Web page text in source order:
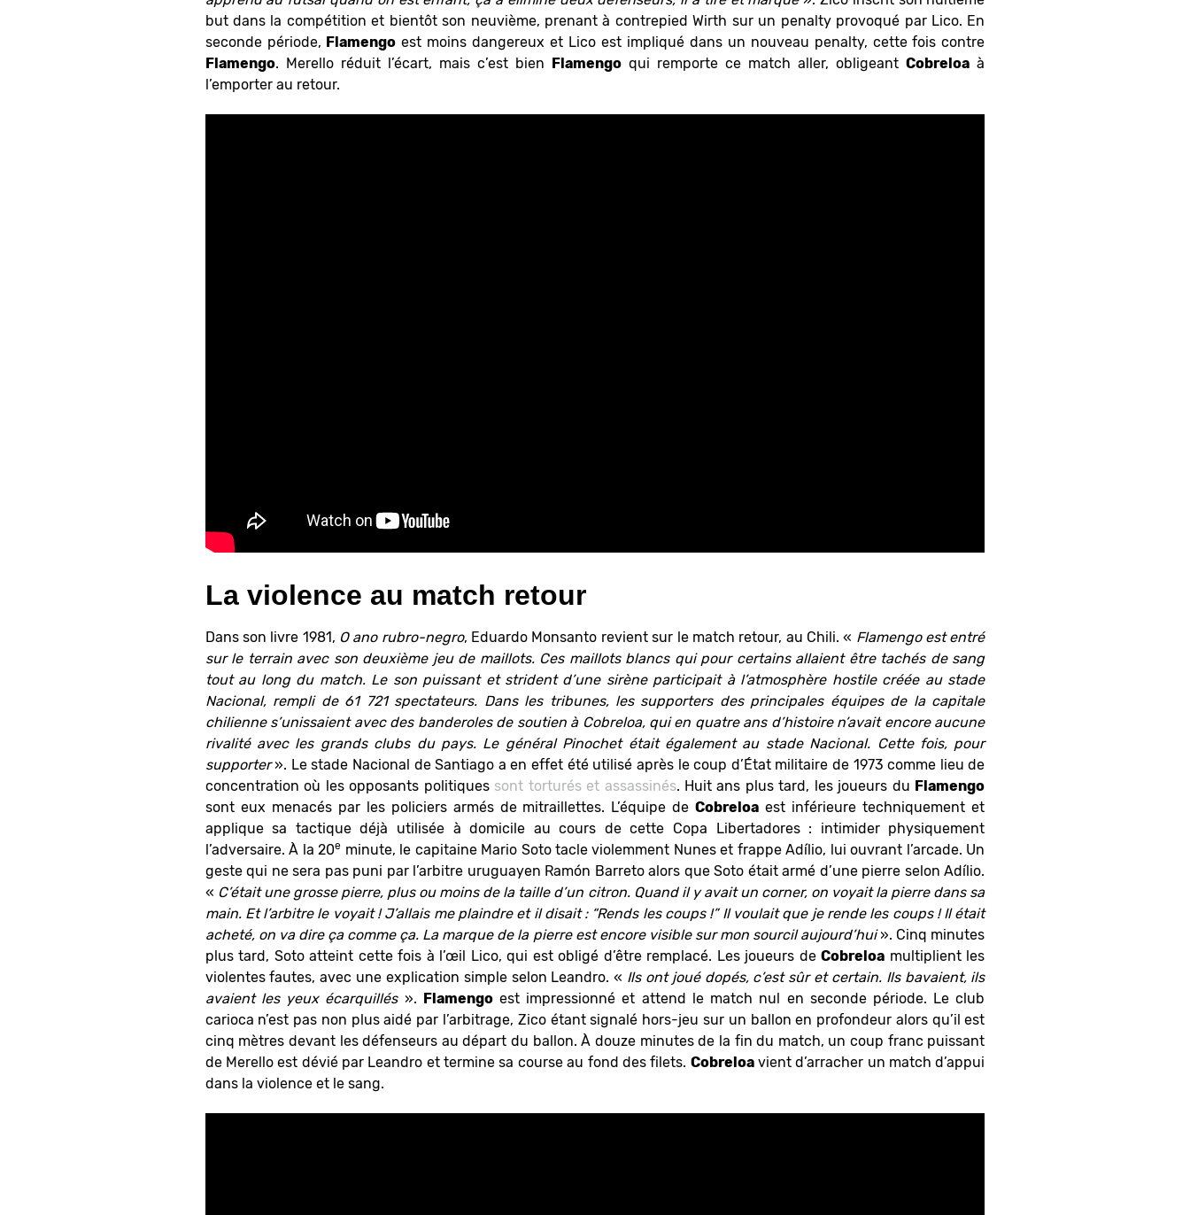
but dans la compétition et bientôt son neuvième, prenant à contrepied Wirth sur un penalty provoqué par Lico. En
seconde période, Flamengo est moins dangereux et Lico est impliqué dans un nouveau penalty, cette fois contre
Flamengo. Merello réduit l’écart, mais c’est bien Flamengoqui remporte ce match aller, obligeantCobreloa à
l’emporter au retour.
La violence au match retour
Dans son livre 1981, O ano rubro-negro, Eduardo Monsanto revient sur le match retour, au Chili. « Flamengo est entré
sur le terrain avec son deuxième jeu de maillots. Ces maillots blancs qui pour certains allaient être tachés de sang
tout au long du match. Le son puissant et strident d’une sirène participait à l’atmosphère hostile créée au stade
Nacional, rempli de 61 721 spectateurs. Dans les tribunes, les supporters des principales équipes de la capitale
chilienne s’unissaient avec des banderoles de soutien à Cobreloa, qui en quatre ans d’histoire n’avait encore aucune
rivalité avec les grands clubs du pays. Le général Pinochet était également au stade Nacional. Cette fois, pour
supporter». Le stade Nacional de Santiago a en effet été utilisé après le coup d’État militaire de 1973 comme lieu de
concentration où les opposants politiques sont torturés et assassinés. Huit ans plus tard, les joueurs du Flamengo
sont eux menacés par les policiers armés de mitraillettes. L’équipe deCobreloa est inférieure techniquement et
applique sa tactique déjà utilisée à domicile au cours de cette Copa Libertadores : intimider physiquement
l’adversaire. À la 20e minute, le capitaine Mario Soto tacle violemment Nunes et frappe Adílio, lui ouvrant l’arcade. Un
geste qui ne sera pas puni par l’arbitre uruguayen Ramón Barreto alors que Soto était armé d’une pierre selon Adílio.
« C’était une grosse pierre, plus ou moins de la taille d’un citron. Quand il y avait un corner, on voyait la pierre dans sa
main. Et l’arbitre le voyait ! J’allais me plaindre et il disait : “Rends les coups !” Il voulait que je rende les coups ! Il était
acheté, on va dire ça comme ça. La marque de la pierre est encore visible sur mon sourcil aujourd’hui». Cinq minutes
plus tard, Soto atteint cette fois à l’œil Lico, qui est obligé d’être remplacé. Les joueurs deCobreloa multiplient les
violentes fautes, avec une explication simple selon Leandro. « Ils ont joué dopés, c’est sûr et certain. Ils bavaient, ils
avaient les yeux écarquillés». Flamengoest impressionné et attend le match nul en seconde période. Le club
carioca n’est pas non plus aidé par l’arbitrage, Zico étant signalé hors-jeu sur un ballon en profondeur alors qu’il est
cinq mètres devant les défenseurs au départ du ballon. À douze minutes de la fin du match, un coup franc puissant
de Merello est dévié par Leandro et termine sa course au fond des filets. Cobreloavient d’arracher un match d’appui
dans la violence et le sang.